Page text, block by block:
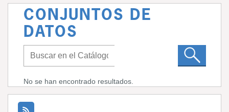
CONJUNTOS DE
DATOS
No se han encontrado resultados.